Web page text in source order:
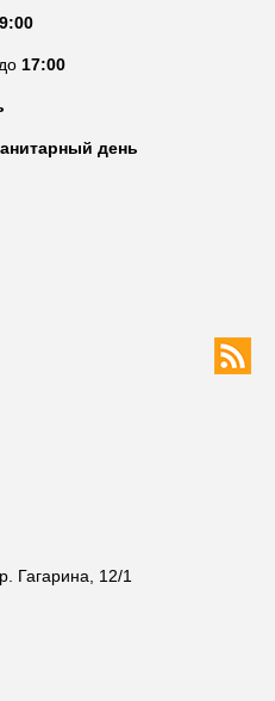
Гагарина, 12/1
до 17:00
день